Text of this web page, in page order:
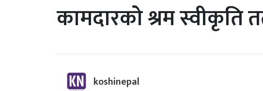
कामदारको श्रम स्वीकृति
koshinepal